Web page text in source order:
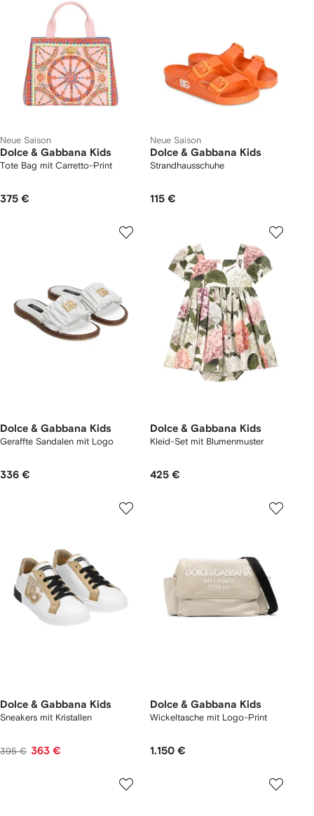
Neue Saison
Dolce & Gabbana Kids
Tote Bag mit Carretto-Print
375 €
Neue Saison
Dolce & Gabbana Kids
Strandhausschuhe
115 €
Dolce & Gabbana Kids
Geraffte Sandalen mit Logo
336 €
Dolce & Gabbana Kids
Kleid-Set mit Blumenmuster
425 €
Dolce & Gabbana Kids
Sneakers mit Kristallen
395 € 363 €
Dolce & Gabbana Kids
Wickeltasche mit Logo-Print
1.150 €